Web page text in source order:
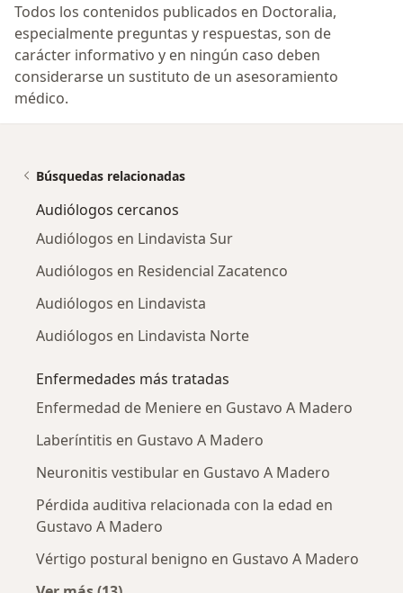
Todos los contenidos publicados en Doctoralia,
especialmente preguntas y respuestas, son de
carácter informativo y en ningún caso deben
considerarse un sustituto de un asesoramiento
médico.
Búsquedas relacionadas
Audiólogos cercanos
Audiólogos en Lindavista Sur
Audiólogos en Residencial Zacatenco
Audiólogos en Lindavista
Audiólogos en Lindavista Norte
Enfermedades más tratadas
Enfermedad de Meniere en Gustavo A Madero
Laberíntitis en Gustavo A Madero
Neuronitis vestibular en Gustavo A Madero
Pérdida auditiva relacionada con la edad en
Gustavo A Madero
Vértigo postural benigno en Gustavo A Madero